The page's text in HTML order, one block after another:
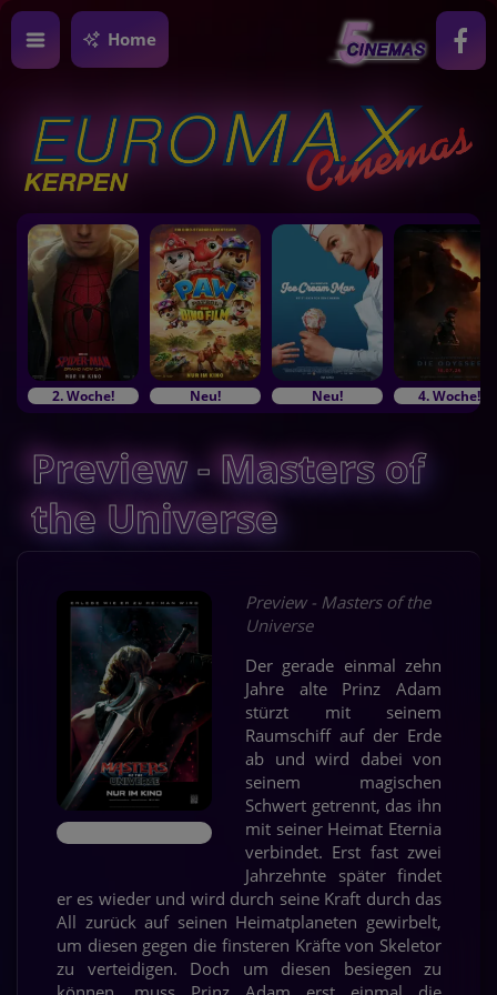
Home
2. Woche! Neu! Neu! 4. Woche!
Preview - Masters of
the Universe
Preview - Masters of the
Universe
Der gerade einmal zehn
Jahre alte Prinz Adam
stürzt mit seinem
Raumschiff auf der Erde
ab und wird dabei von
seinem magischen
Schwert getrennt, das ihn
mit seiner Heimat Eternia
verbindet. Erst fast zwei
Jahrzehnte später findet
er es wieder und wird durch seine Kraft durch das
All zurück auf seinen Heimatplaneten gewirbelt,
um diesen gegen die finsteren Kräfte von Skeletor
zu verteidigen. Doch um diesen besiegen zu